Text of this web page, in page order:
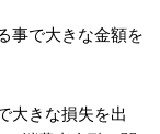
事で大きな金額を
大きな損失を出